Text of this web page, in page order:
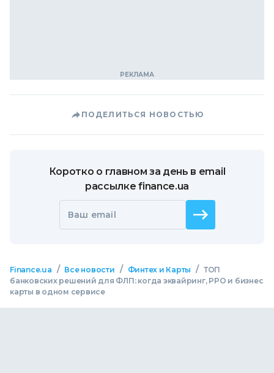
ПОДЕЛИТЬСЯ НОВОСТЬЮ
Коротко о главном за день в email
рассылке finance.ua
Ваш email
Finance.ua / Все новости / Финтех и Карты / ТОП
банковских решений для ФЛП: когда эквайринг, РРО и бизнес
карты в одном сервисе